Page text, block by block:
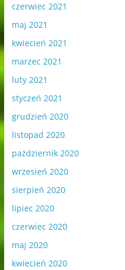
czerwiec 2021
maj 2021
kwiecień 2021
marzec 2021
luty 2021
styczeń 2021
grudzień 2020
listopad 2020
październik 2020
wrzesień 2020
sierpień 2020
lipiec 2020
czerwiec 2020
maj 2020
kwiecień 2020